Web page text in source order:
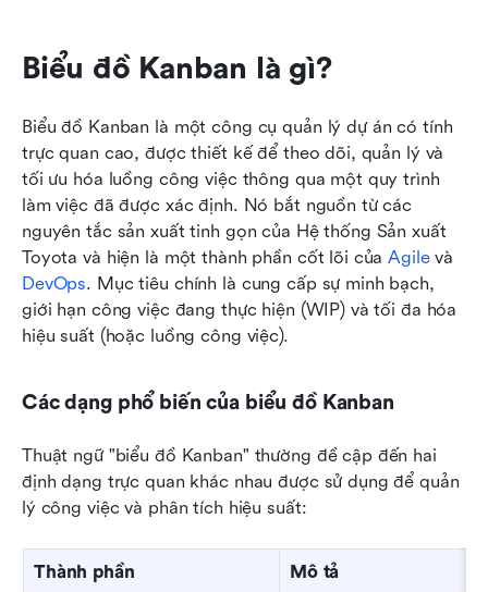
Biểu đồ Kanban là gì?
Biểu đồ Kanban là một công cụ quản lý dự án có tính
trực quan cao, được thiết kế để theo dõi, quản lý và
tối ưu hóa luồng công việc thông qua một quy trình
làm việc đã được xác định. Nó bắt nguồn từ các
nguyên tắc sản xuất tinh gọn của Hệ thống Sản xuất
Toyota và hiện là một thành phần cốt lõi của Agile
DevOps. Mục tiêu chính là cung cấp sự minh bạch,
giới hạn công việc đang thực hiện (WIP) và tối đa hóa
hiệu suất (hoặc luồng công việc).
Các dạng phổ biến của biểu đồ Kanban
Thuật ngữ "biểu đồ Kanban" thường đề cập đến hai
định dạng trực quan khác nhau được sử dụng để quản
lý công việc và phân tích hiệu suất:
Thành phần Mô tả